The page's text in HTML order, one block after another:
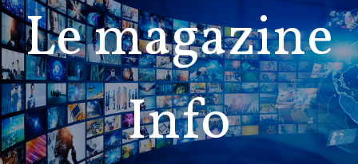
Le magazine
Info